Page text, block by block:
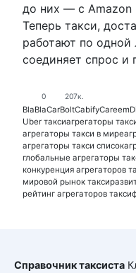
до них — с Amazon
Теперь такси,
работают по одной
соединяет спрос и
0 207к.
BlaBlaCarBoltCabifyCareem
Uber таксиагрегаторы
агрегаторы такси в мире
агрегаторы такси список
глобальные агрегаторы
конкуренция агрегаторов
мировой рынок такси
рейтинг агрегаторов такси
Справочник таксиста